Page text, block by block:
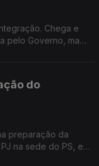
Chega e
pelo Governo, mas
do
preparação da
na sede do PS, em